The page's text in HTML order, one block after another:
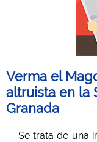
Verma el
altruista en la
Granada
Se trata de una